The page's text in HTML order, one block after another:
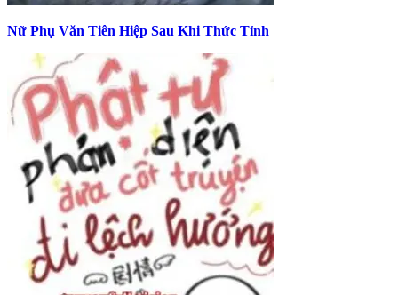
Nữ Phụ Văn Tiên Hiệp Sau Khi Thức Tỉnh